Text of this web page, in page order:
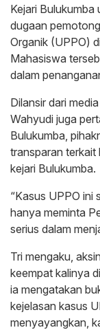
Kejari
dugaan
Organik (UPPO)
Mahasiswa
dalam
Dilansir dari
Wahyudi juga
Bulukumba,
transparan terkait
kejari Bulukumba.
“Kasus UPPO ini
hanya meminta
serius dalam
Tri mengaku,
keempat kalinya
ia mengatakan
kejelasan kasus
menyayangkan,